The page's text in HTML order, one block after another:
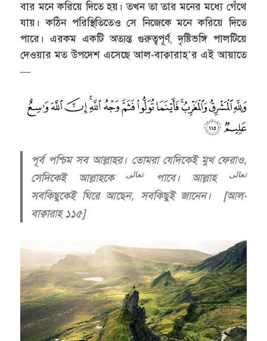
বার মনে করিয়ে দিতে হয়। তখন তা তার মনের মধ্যে গেঁথে
যায়। কঠিন পরিস্থিতিতেও সে নিজেকে মনে করিয়ে দিতে
পারে। এরকম একটি অত্যন্ত গুরুত্বপূর্ণ, দৃষ্টিভঙ্গি পালটিয়ে
দেওয়ার মত উপদেশ এসেছে আল-বাক্বারাহ’র এই আয়াতে
—
পূর্ব পশ্চিম সব আল্লাহর। তোমরা যেদিকেই মুখ ফেরাও,
সেদিকেই আল্লাহকে
تعالىপাবে। আল্লাহ تعالى
সবকিছুকেই ঘিরে আছেন, সবকিছুই জানেন। [আল-
বাক্বারাহ ১১৫]